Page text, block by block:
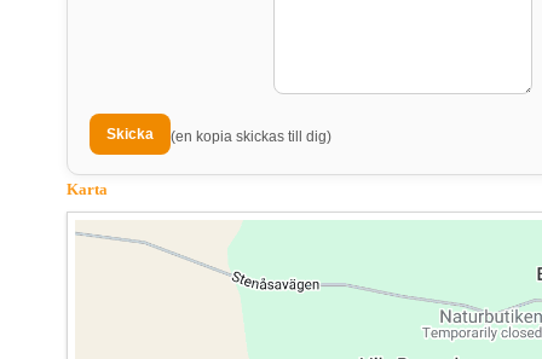
(en kopia skickas till dig)
Karta